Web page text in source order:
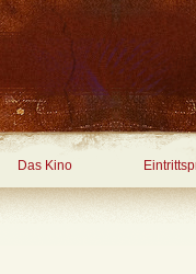
Das Kino